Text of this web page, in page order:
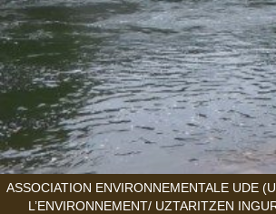
ASSOCIATION ENVIRONNEMENTALE UDE
L’ENVIRONNEMENT/ UZTARITZEN